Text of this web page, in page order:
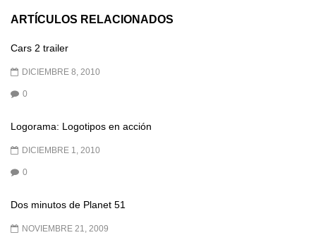
ARTÍCULOS RELACIONADOS
Cars 2 trailer
DICIEMBRE 8, 2010
0
Logorama: Logotipos en acción
DICIEMBRE 1, 2010
0
Dos minutos de Planet 51
NOVIEMBRE 21, 2009